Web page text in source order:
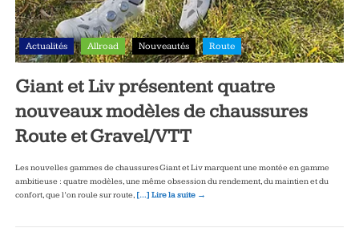
Actualités Allroad Nouveautés Route
Giant et Liv présentent quatre
nouveaux modèles de chaussures
Route et Gravel/VTT
Les nouvelles gammes de chaussures Giant et Liv marquent une montée en gamme
ambitieuse : quatre modèles, une même obsession du rendement, du maintien et du
confort, que l’on roule sur route, […] Lire la suite →